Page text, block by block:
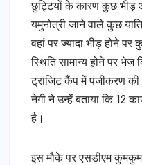
छुट्टियों के कारण कुछ भीड़
यमुनोत्री जाने वाले कुछ
वहां पर ज्यादा भीड़ होने पर
स्थिति सामान्य होने पर भेज
ट्रांजिट कैंप में पंजीकरण
नेगी ने उन्हें बताया कि 12
है।
इस मौके पर एसडीएम कुमकुम